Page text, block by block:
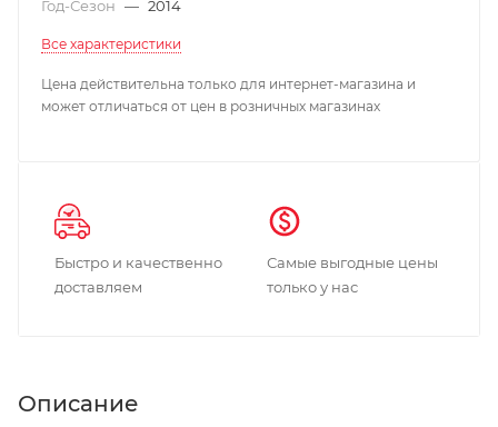
Год-Сезон — 2014
Все характеристики
Цена действительна только для интернет-магазина и
может отличаться от цен в розничных магазинах
Быстро и качественно
доставляем
Самые выгодные цены
только у нас
Описание